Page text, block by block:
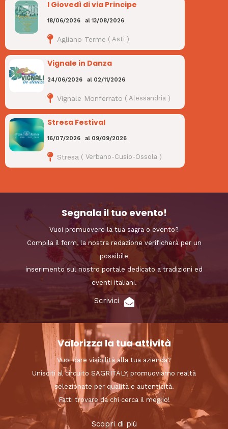
I Giovedì di via Principe
18/06/2026 al 13/08/2026
Agliano Terme ( Asti )
Vignale in Danza
24/06/2026 al 02/11/2026
Vignale Monferrato ( Alessandria )
Stresa Festival
16/07/2026 al 09/09/2026
Stresa ( Verbano-Cusio-Ossola)
Segnala il tuo evento!
Vuoi promuovere la tua sagra o evento?
Compila il form, la nostra redazione verificherà per un
possibile
inserimento sul nostro portale dedicato a tradizioni ed
eventi italiani.
Scrivici
Valorizza la tua attività
Vuoi dare visibilità alla tua azienda?
Unisciti al circuito SAGRITALY, promuoviamo realtà
selezionate per qualità e autenticità.
Fatti trovare da chi cerca il meglio!
Scopri di più